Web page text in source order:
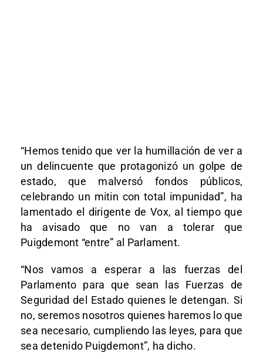
“Hemos tenido que ver la humillación de ver a
un delincuente que protagonizó un golpe de
estado, que malversó fondos públicos,
celebrando un mitin con total impunidad”, ha
lamentado el dirigente de Vox, al tiempo que
ha avisado que no van a tolerar que
Puigdemont “entre” al Parlament.
“Nos vamos a esperar a las fuerzas del
Parlamento para que sean las Fuerzas de
Seguridad del Estado quienes le detengan. Si
no, seremos nosotros quienes haremos lo que
sea necesario, cumpliendo las leyes, para que
sea detenido Puigdemont”, ha dicho.